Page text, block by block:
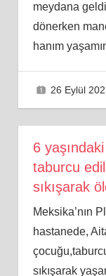
meydana
dönerken
hanım
26 Eylül
6
taburcu
sıkışarak
Meksika’nın
hastanede,
sıkışarak